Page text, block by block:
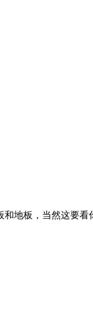
板，当然这要看